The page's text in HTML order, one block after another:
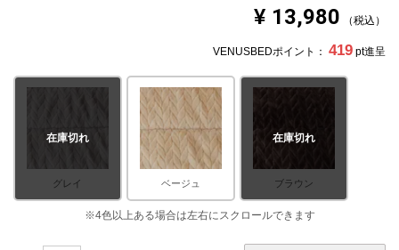
¥ 13,980 税込
VENUSBEDポイント： 419 pt進呈
グレイ
在庫切れ
ベージュ ブラウン
在庫切れ